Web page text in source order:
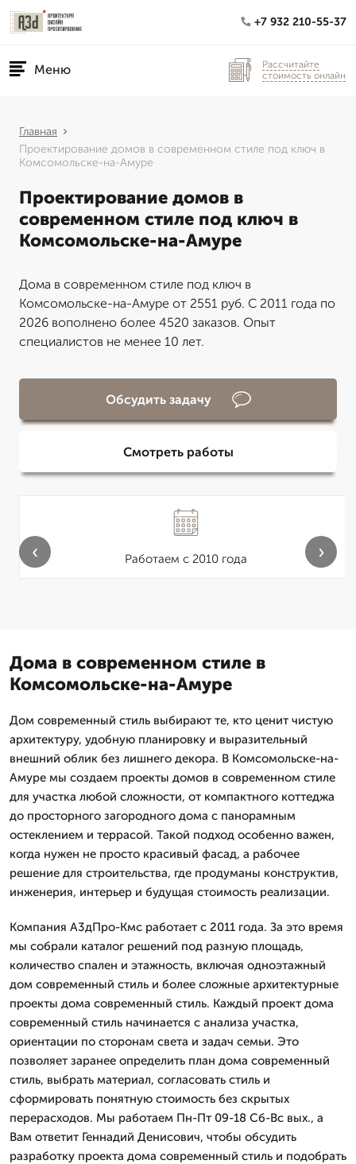
+7 932 210-55-37
Меню
Рассчитайте
стоимость онлайн
Главная
Проектирование домов в современном стиле под ключ в
Комсомольске-на-Амуре
Проектирование домов в
современном стиле под ключ в
Комсомольске-на-Амуре
Дома в современном стиле под ключ в
Комсомольске-на-Амуре от 2551 руб. С 2011 года по
2026 вополнено более 4520 заказов. Опыт
специалистов не менее 10 лет.
Обсудить задачу
Смотреть работы
Работаем с 2010 года
‹ ›
Дома в современном стиле в
Комсомольске-на-Амуре
Дом современный стиль выбирают те, кто ценит чистую
архитектуру, удобную планировку и выразительный
внешний облик без лишнего декора. В Комсомольске-на-
Амуре мы создаем проекты домов в современном стиле
для участка любой сложности, от компактного коттеджа
до просторного загородного дома с панорамным
остеклением и террасой. Такой подход особенно важен,
когда нужен не просто красивый фасад, а рабочее
решение для строительства, где продуманы конструктив,
инженерия, интерьер и будущая стоимость реализации.
Компания А3дПро-Кмс работает с 2011 года. За это время
мы собрали каталог решений под разную площадь,
количество спален и этажность, включая одноэтажный
дом современный стиль и более сложные архитектурные
проекты дома современный стиль. Каждый проект дома
современный стиль начинается с анализа участка,
ориентации по сторонам света и задач семьи. Это
позволяет заранее определить план дома современный
стиль, выбрать материал, согласовать стиль и
сформировать понятную стоимость без скрытых
перерасходов. Мы работаем Пн-Пт 09-18 Сб-Вс вых., а
Вам ответит Геннадий Денисович, чтобы обсудить
разработку проекта дома современный стиль и подобрать